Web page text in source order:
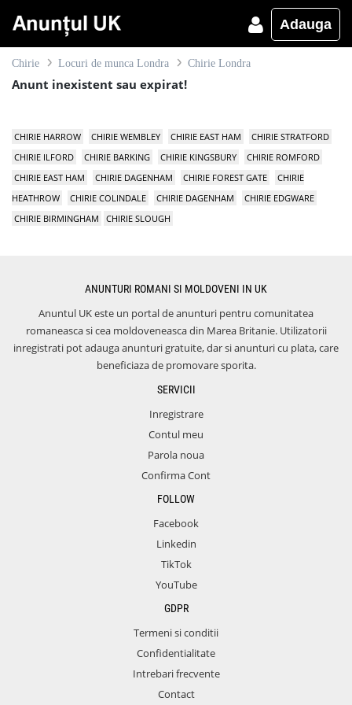
Adauga
Chirie Locuri de munca Londra Chirie Londra
Anunt inexistent sau expirat!
CHIRIE HARROW CHIRIE WEMBLEY CHIRIE EAST HAM
CHIRIE STRATFORD
CHIRIE ILFORD
CHIRIE BARKING CHIRIE KINGSBURY
CHIRIE ROMFORD
CHIRIE EAST HAM
CHIRIE DAGENHAM CHIRIE FOREST GATE
CHIRIE
HEATHROW
CHIRIE COLINDALE CHIRIE DAGENHAM
CHIRIE EDGWARE
CHIRIE BIRMINGHAM
CHIRIE SLOUGH
ANUNTURI ROMANI SI MOLDOVENI IN UK
Anuntul UK este un portal de anunturi pentru comunitatea
romaneasca si cea moldoveneasca din Marea Britanie. Utilizatorii
inregistrati pot adauga anunturi gratuite, dar si anunturi cu plata, care
beneficiaza de promovare sporita.
SERVICII
Inregistrare
Contul meu
Parola noua
Confirma Cont
FOLLOW
Facebook
Linkedin
TikTok
YouTube
GDPR
Termeni si conditii
Confidentialitate
Intrebari frecvente
Contact